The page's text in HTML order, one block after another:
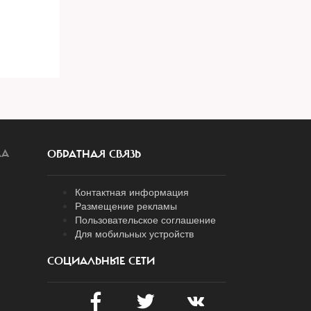
ОБРАТНАЯ СВЯЗЬ
Контактная информация
Размещение рекламы
Пользовательское соглашение
Для мобильных устройств
СОЦИАЛЬНЫЕ СЕТИ